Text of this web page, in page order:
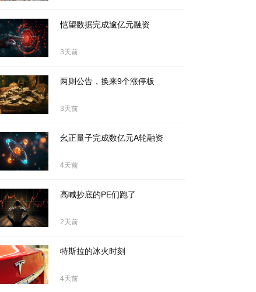
恺望数据完成逾亿元融资
3天前
两则公告，换来9个涨停板
3天前
幺正量子完成数亿元A轮融资
4天前
高喊抄底的PE们跑了
2天前
特斯拉的冰火时刻
4天前